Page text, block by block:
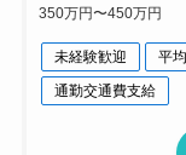
350万円〜450万円
未経験歓迎 平
通勤交通費支給